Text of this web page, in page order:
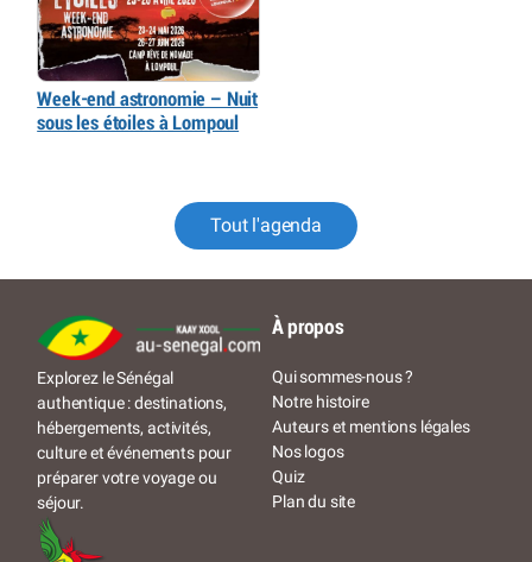
Week-end astronomie – Nuit
sous les étoiles à Lompoul
Tout l'agenda
Explorez le Sénégal
authentique : destinations,
hébergements, activités,
culture et événements pour
préparer votre voyage ou
séjour.
À propos
Qui sommes-nous ?
Notre histoire
Auteurs et mentions légales
Nos logos
Quiz
Plan du site